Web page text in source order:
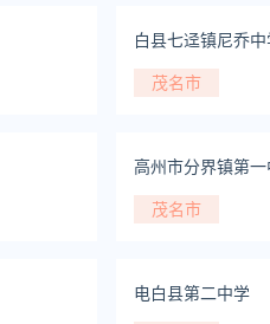
白县七迳镇尼乔中
茂名市
高州市分界镇第
茂名市
电白县第二中学